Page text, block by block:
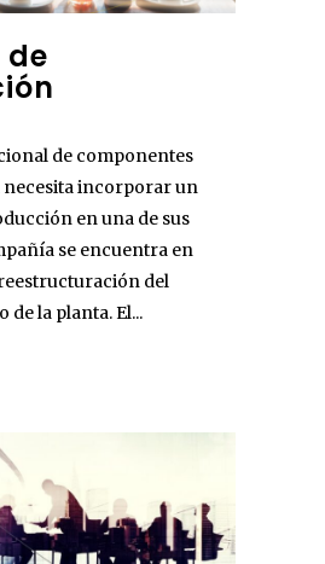
de
de componentes
necesita incorporar un
en una de sus
se encuentra en
del
de la planta. El...